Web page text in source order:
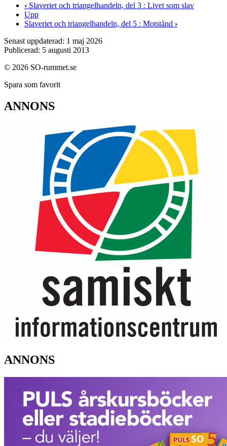
‹ Slaveriet och triangelhandeln, del 3 : Livet som slav
Upp
Slaveriet och triangelhandeln, del 5 : Motstånd ›
Senast uppdaterad: 1 maj 2026
Publicerad: 5 augusti 2013
© 2026 SO-rummet.se
Spara som favorit
ANNONS
ANNONS